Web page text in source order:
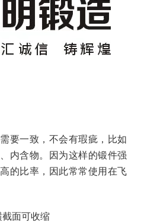
要一致，不会有瑕疵，比如
内含物。因为这样的锻件强
的比率，因此常常使用在飞
截面可收缩